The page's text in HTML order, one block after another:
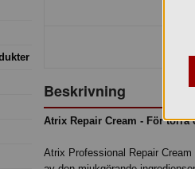
Beskrivning
Atrix Repair Cream - För torra
Atrix Professional Repair